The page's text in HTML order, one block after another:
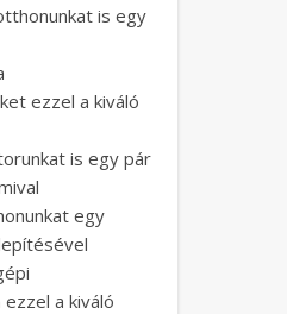
is egy
ezzel a kiváló
is egy pár
egy
a kiváló